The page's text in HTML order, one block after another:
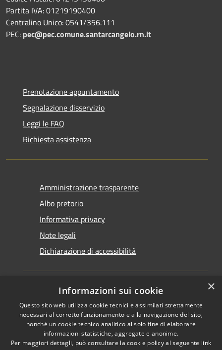
Partita IVA: 01219190400
Centralino Unico: 0541/356.111
PEC: pec@pec.comune.santarcangelo.rn.it
Prenotazione appuntamento
Segnalazione disservizio
Leggi le FAQ
Richiesta assistenza
Amministrazione trasparente
Albo pretorio
Informativa privacy
Note legali
Dichiarazione di accessibilità
RSS
Accessibilità
Copyright © 2026 • Comune di
Santarcangelo di Romagna •
Powered byMunicipium
×
Informazioni sui cookie
Questo sito web utilizza cookie tecnici e assimilati strettamente
necessari al corretto funzionamento e alla navigazione del sito,
nonché un cookie tecnico analitico al solo fine di elaborare
informazioni statistiche, aggregate e anonime.
Per maggiori dettagli, può consultare la cookie policy al seguente link